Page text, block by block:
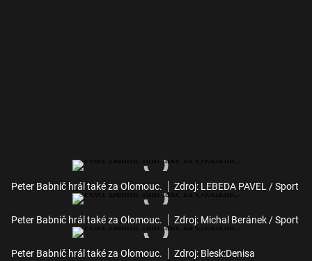
Peter Babnič hrál také za Olomouc. Zdroj: LEBEDA PAVEL / Sport
Peter Babnič hrál také za Olomouc. Zdroj: Michal Beránek / Sport
Peter Babnič hrál také za Olomouc.
Zdroj: Blesk:Denisa